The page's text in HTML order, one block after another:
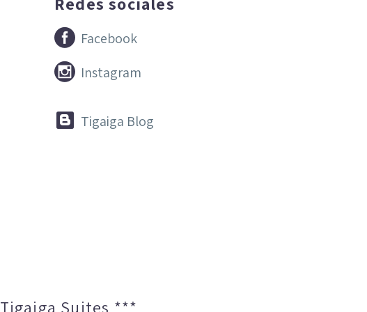

 Facebook

 Instagram

 Tigaiga Blog
Tigaiga Suites ***